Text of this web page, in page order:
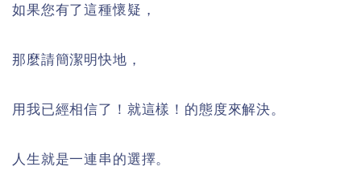
如果您有了這種懷疑，
那麼請簡潔明快地，
用我已經相信了！就這樣！的態度來解決。
人生就是一連串的選擇。